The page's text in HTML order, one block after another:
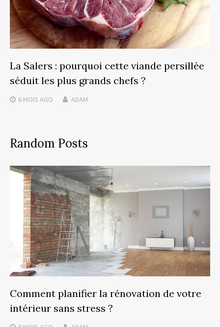
La Salers : pourquoi cette viande persillée
séduit les plus grands chefs ?
6 MOIS AGO ADAM
Random Posts
Comment planifier la rénovation de votre
intérieur sans stress ?